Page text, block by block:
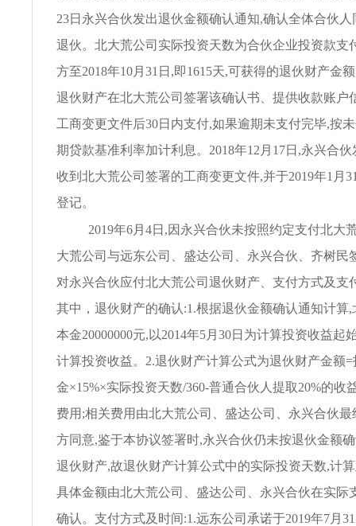
23日永兴合伙发出退伙金额确认通知,确认全体合伙
退伙。北大荒公司实际投资天数为合伙企业投资款支
方至2018年10月31日,即1615天,可获得的退伙财产金
退伙财产在北大荒公司签署该确认书、提供收款账户
工商变更文件后30日内支付,如果逾期未支付完毕,按
期贷款基准利率加计利息。2018年12月17日,永兴合
收到北大荒公司签署的工商变更文件,并于2019年1月
登记。
2019年6月4日,因永兴合伙未按照约定支付北大
大荒公司与远东公司、盛达公司、永兴合伙、齐树民
对永兴合伙应付北大荒公司退伙财产、支付方式及支
其中，退伙财产的确认:1.根据退伙金额确认通知计算
本金20000000元,以2014年5月30日为计算投资收益起
计算投资收益。2.退伙财产计算公式为退伙财产金额
金×15%×实际投资天数/360-普通合伙人提取20%的收
费用;相关费用由北大荒公司、盛达公司、永兴合伙最
方同意,鉴于本协议签署时,永兴合伙仍未按退伙金额
退伙财产,故退伙财产计算公式中的实际投资天数,计
具体金额由北大荒公司、盛达公司、永兴合伙在实际
确认。支付方式及时间:1.远东公司承诺于2019年7月